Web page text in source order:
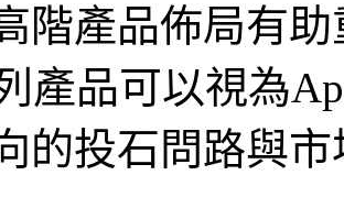
階產品佈局有
產品可以視為
的投石問路與